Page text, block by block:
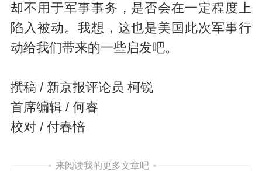
却不用于军事事务，是否会在一定程度上
陷入被动。我想，这也是美国此次军事行
动给我们带来的一些启发吧。
撰稿 / 新京报评论员 柯锐
首席编辑 / 何睿
校对 / 付春愔
来阅读我的更多文章吧